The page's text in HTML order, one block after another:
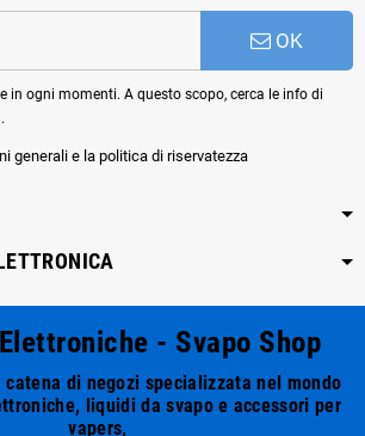
OK
in ogni momenti. A questo scopo, cerca le info di
generali e la politica di riservatezza
- Svapo Shop
catena di negozi specializzata nel mondo
liquidi da svapo e accessori per
vapers,